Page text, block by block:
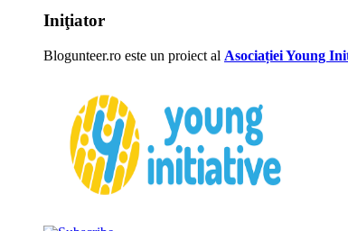
Iniţiator
Blogunteer.ro este un proiect al Asociației Young